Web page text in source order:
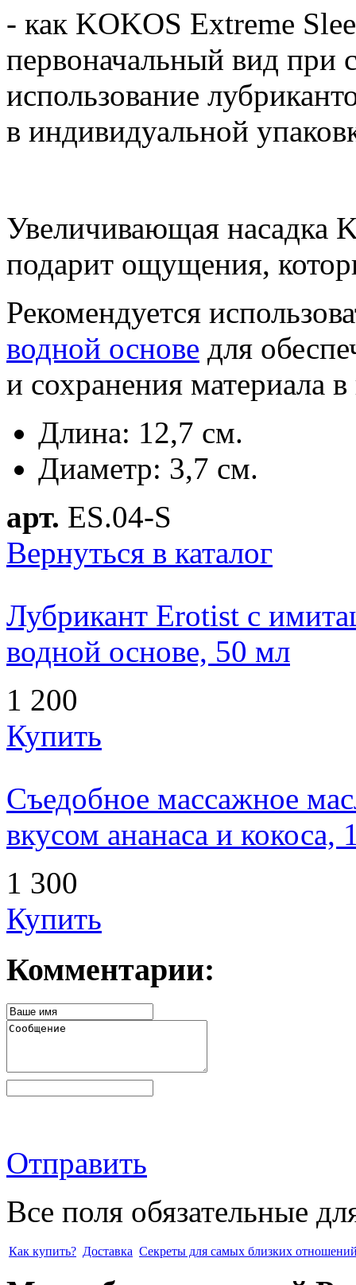
- как KOKOS Extreme
первоначальный вид
использование
в индивидуальной
Увеличивающая насадка
подарит ощущения,
Рекомендуется
водной основе для
и сохранения материала
Длина: 12,7 см.
Диаметр: 3,7 см.
арт. ES.04-S
Вернуться в каталог
Лубрикант Erotist с
водной основе, 50 мл
1 200
Купить
Съедобное массажное
вкусом ананаса и кокоса,
1 300
Купить
Комментарии:
Отправить
Все поля обязательные
Как купить? Доставка Секреты для самых близких